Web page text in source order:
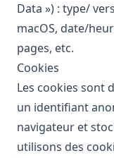
Data ») : type/
macOS, date/
pages, etc.
Cookies
Les cookies sont
un identifiant
navigateur et
utilisons des